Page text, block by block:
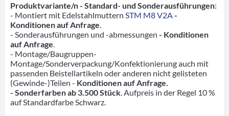
Produktvariante/n - Standard- und Sonderausführungen:
- Montiert mit Edelstahlmuttern STM M8 V2A-
Konditionen auf Anfrage.
- Sonderausführungen und -abmessungen - Konditionen
auf Anfrage.
- Montage/Baugruppen-
Montage/Sonderverpackung/Konfektionierung auch mit
passenden Beistellartikeln oder anderen nicht gelisteten
(Gewinde-)Teilen - Konditionen auf Anfrage.
- Sonderfarben ab 3.500 Stück. Aufpreis in der Regel 10 %
auf Standardfarbe Schwarz.